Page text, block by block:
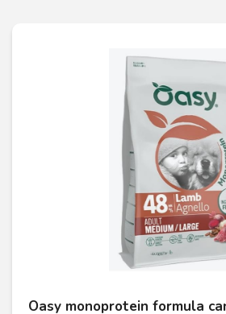
Oasy monoprotein formula